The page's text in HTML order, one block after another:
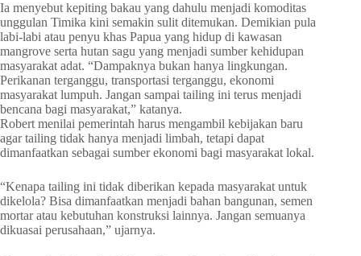
Ia menyebut kepiting bakau yang dahulu menjadi komoditas
unggulan Timika kini semakin sulit ditemukan. Demikian pula
labi-labi atau penyu khas Papua yang hidup di kawasan
mangrove serta hutan sagu yang menjadi sumber kehidupan
masyarakat adat. “Dampaknya bukan hanya lingkungan.
Perikanan terganggu, transportasi terganggu, ekonomi
masyarakat lumpuh. Jangan sampai tailing ini terus menjadi
bencana bagi masyarakat,” katanya.
Robert menilai pemerintah harus mengambil kebijakan baru
agar tailing tidak hanya menjadi limbah, tetapi dapat
dimanfaatkan sebagai sumber ekonomi bagi masyarakat lokal.
“Kenapa tailing ini tidak diberikan kepada masyarakat untuk
dikelola? Bisa dimanfaatkan menjadi bahan bangunan, semen
mortar atau kebutuhan konstruksi lainnya. Jangan semuanya
dikuasai perusahaan,” ujarnya.